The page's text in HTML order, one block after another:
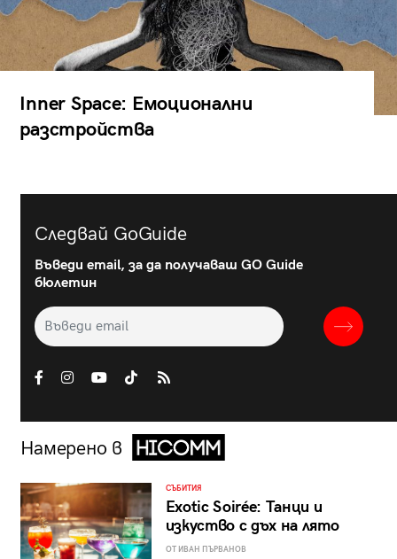
Inner Space: Емоционални
разстройства
Следвай GoGuide
Въведи email, за да получаваш GO Guide
бюлетин
Намерено в
СЪБИТИЯ
Exotic Soirée: Танци и
изкуство с дъх на лято
ОТ ИВАН ПЪРВАНОВ